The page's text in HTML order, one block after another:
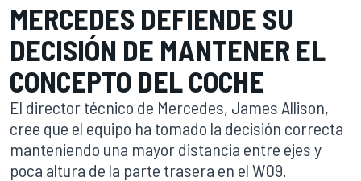
MERCEDES DEFIENDE SU
DECISIÓN DE MANTENER EL
CONCEPTO DEL COCHE
El director técnico de Mercedes, James Allison,
cree que el equipo ha tomado la decisión correcta
manteniendo una mayor distancia entre ejes y
poca altura de la parte trasera en el W09.